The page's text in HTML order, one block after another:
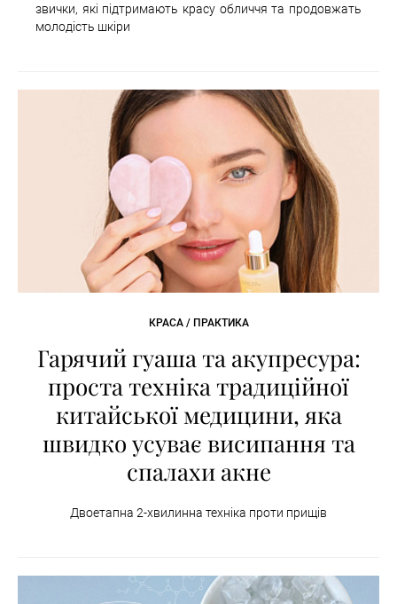
звички, які підтримають красу обличчя та продовжать
молодість шкіри
КРАСА / ПРАКТИКА
Гарячий гуаша та акупресура:
проста техніка традиційної
китайської медицини, яка
швидко усуває висипання та
спалахи акне
Двоетапна 2-хвилинна техніка проти прищів